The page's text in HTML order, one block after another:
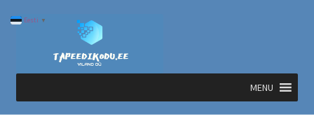
Liigu
navigeerimisele
Liigu
MENU
Eesti ▼